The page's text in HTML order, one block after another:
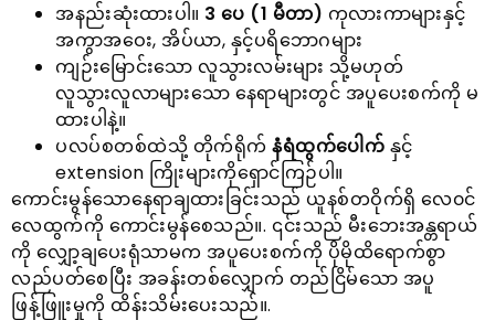
အနည်းဆုံးထားပါ။ 3 ပေ (1 မီတာ) ကုလားကာများနှင့်
အကွာအဝေး, အိပ်ယာ, နှင့်ပရိဘောဂများ
ကျဉ်းမြောင်းသော လူသွားလမ်းများ သို့မဟုတ်
လူသွားလူလာများသော နေရာများတွင် အပူပေးစက်ကို မ
ထားပါနဲ့။
ပလပ်စတစ်ထဲသို့ တိုက်ရိုက် နံရံထွက်ပေါက် နှင့်
extension ကြိုးများကိုရှောင်ကြဉ်ပါ။
ကောင်းမွန်သောနေရာချထားခြင်းသည် ယူနစ်တဝိုက်ရှိ လေ၀င်
လေထွက်ကို ကောင်းမွန်စေသည်။. ၎င်းသည် မီးဘေးအန္တရာယ်
ကို လျှော့ချပေးရုံသာမက အပူပေးစက်ကို ပိုမိုထိရောက်စွာ
လည်ပတ်စေပြီး အခန်းတစ်လျှောက် တည်ငြိမ်သော အပူ
ဖြန့်ဖြူးမှုကို ထိန်းသိမ်းပေးသည်။.